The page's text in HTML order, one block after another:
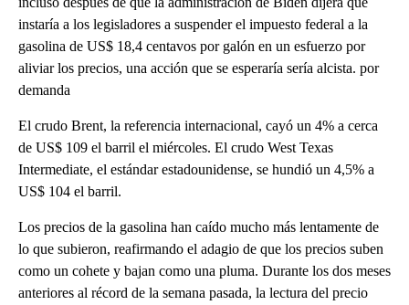
instaría a los legisladores a suspender el impuesto federal a la
gasolina de US$ 18,4 centavos por galón en un esfuerzo por
aliviar los precios, una acción que se esperaría sería alcista. por
demanda
El crudo Brent, la referencia internacional, cayó un 4% a cerca
de US$ 109 el barril el miércoles. El crudo West Texas
Intermediate, el estándar estadounidense, se hundió un 4,5% a
US$ 104 el barril.
Los precios de la gasolina han caído mucho más lentamente de
lo que subieron, reafirmando el adagio de que los precios suben
como un cohete y bajan como una pluma. Durante los dos meses
anteriores al récord de la semana pasada, la lectura del precio